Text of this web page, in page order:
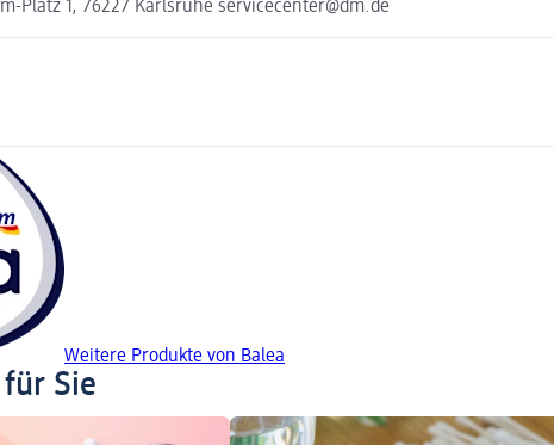
Platz 1, 76227 Karlsruhe servicecenter@dm.de
Weitere Produkte von Balea
Sie